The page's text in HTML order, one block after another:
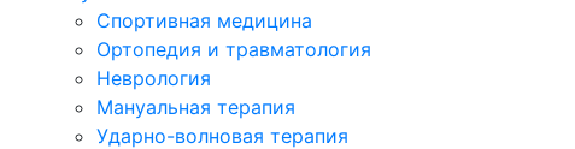
Спортивная медицина
Ортопедия и травматология
Неврология
Мануальная терапия
Ударно-волновая терапия